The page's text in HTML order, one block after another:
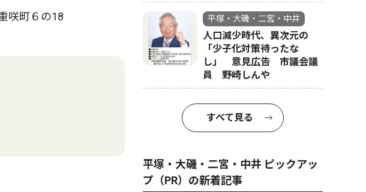
咲町６の18 平塚・大磯・二宮・中井
人口減少時代、異次元の
「少子化対策待ったな
し」 意見広告 市議会議
員 野崎しんや
すべて見る
平塚・大磯・二宮・中井 ピックアッ
プ（PR）の新着記事